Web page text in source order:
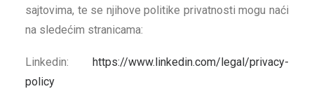
sajtovima, te se njihove politike privatnosti mogu naći
na sledećim stranicama:
Linkedin: https://www.linkedin.com/legal/privacy-
policy